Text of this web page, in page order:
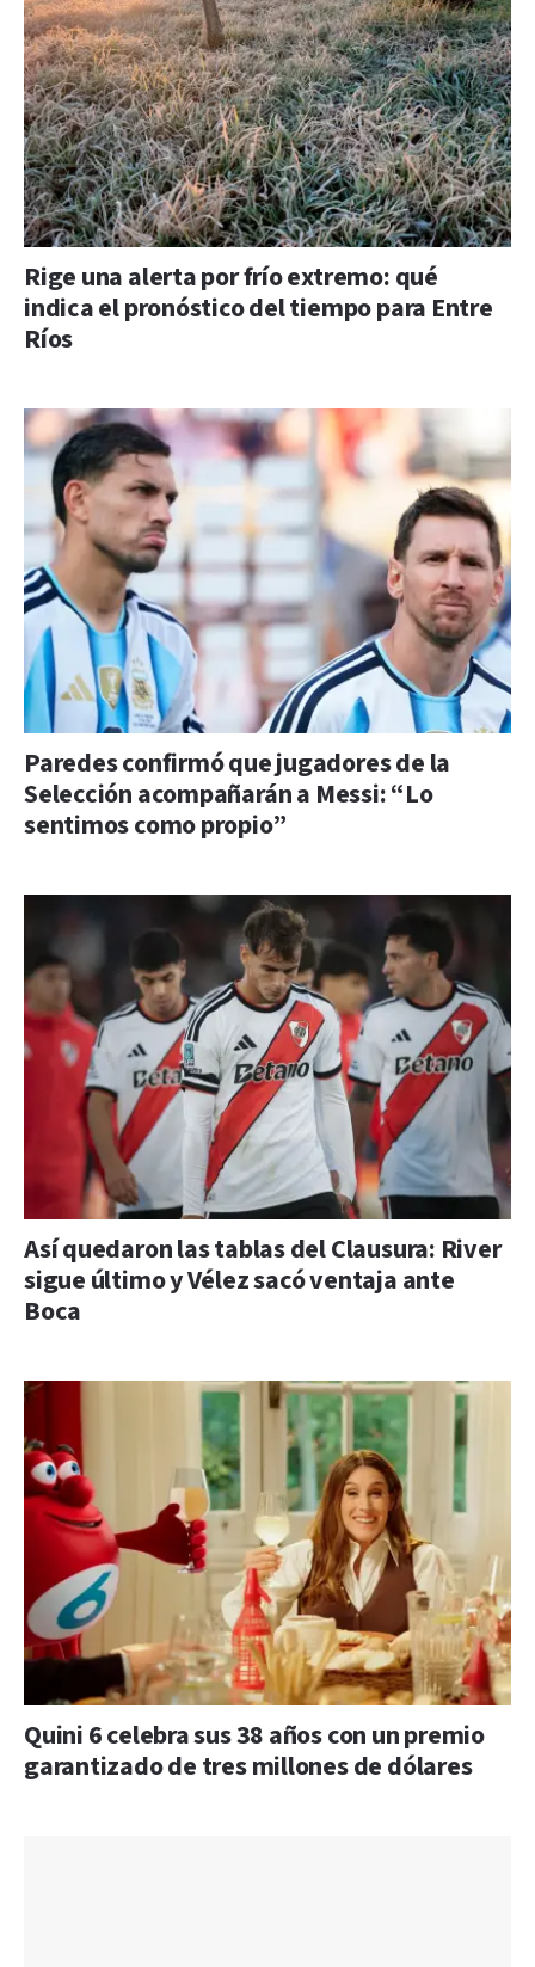
Rige una alerta por frío extremo: qué
indica el pronóstico del tiempo para Entre
Ríos
Paredes confirmó que jugadores de la
Selección acompañarán a Messi: “Lo
sentimos como propio”
Así quedaron las tablas del Clausura: River
sigue último y Vélez sacó ventaja ante
Boca
Quini 6 celebra sus 38 años con un premio
garantizado de tres millones de dólares